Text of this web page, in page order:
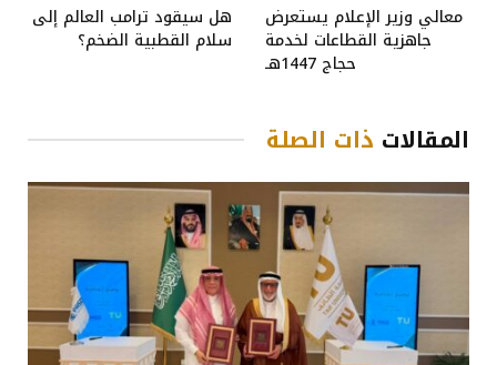
معالي وزير الإعلام يستعرض
جاهزية القطاعات لخدمة
حجاج 1447هـ
هل سيقود ترامب العالم إلى
سلام القطبية الضخم؟
المقالات ذات الصلة